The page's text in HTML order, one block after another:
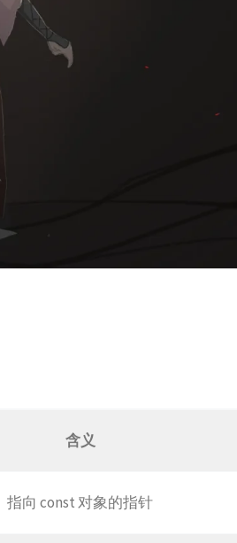
含义
指向 const 对象的指针